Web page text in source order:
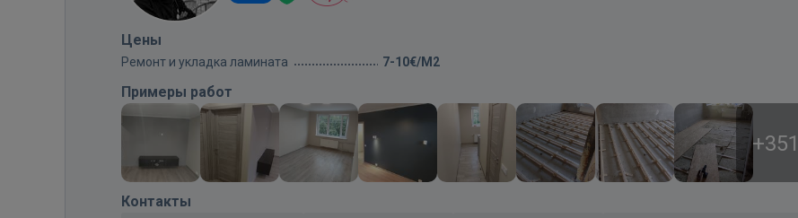
Цены
Ремонт и укладка ламината 7-10€/M2
Примеры работ
+351
Контакты